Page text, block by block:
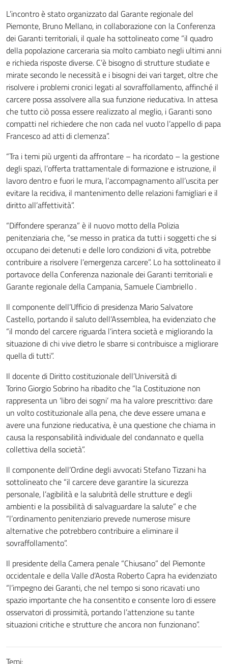
L’incontro è stato organizzato dal Garante regionale del
Piemonte, Bruno Mellano, in collaborazione con la Conferenza
dei Garanti territoriali, il quale ha sottolineato come “il quadro
della popolazione carceraria sia molto cambiato negli ultimi anni
e richieda risposte diverse. C’è bisogno di strutture studiate e
mirate secondo le necessità e i bisogni dei vari target, oltre che
risolvere i problemi cronici legati al sovraffollamento, affinché il
carcere possa assolvere alla sua funzione rieducativa. In attesa
che tutto ciò possa essere realizzato al meglio, i Garanti sono
compatti nel richiedere che non cada nel vuoto l’appello di papa
Francesco ad atti di clemenza”.
“Tra i temi più urgenti da affrontare – ha ricordato – la gestione
degli spazi, l’offerta trattamentale di formazione e istruzione, il
lavoro dentro e fuori le mura, l’accompagnamento all’uscita per
evitare la recidiva, il mantenimento delle relazioni famigliari e il
diritto all’affettività”.
“Diffondere speranza” è il nuovo motto della Polizia
penitenziaria che, “se messo in pratica da tutti i soggetti che si
occupano dei detenuti e delle loro condizioni di vita, potrebbe
contribuire a risolvere l’emergenza carcere”. Lo ha sottolineato il
portavoce della Conferenza nazionale dei Garanti territoriali e
Garante regionale della Campania, Samuele Ciambriello .
Il componente dell’Ufficio di presidenza Mario Salvatore
Castello, portando il saluto dell’Assemblea, ha evidenziato che
“il mondo del carcere riguarda l’intera società e migliorando la
situazione di chi vive dietro le sbarre si contribuisce a migliorare
quella di tutti”.
Il docente di Diritto costituzionale dell’Università di
Torino Giorgio Sobrino ha ribadito che “la Costituzione non
rappresenta un ‘libro dei sogni’ ma ha valore prescrittivo: dare
un volto costituzionale alla pena, che deve essere umana e
avere una funzione rieducativa, è una questione che chiama in
causa la responsabilità individuale del condannato e quella
collettiva della società”.
Il componente dell’Ordine degli avvocati Stefano Tizzani ha
sottolineato che “il carcere deve garantire la sicurezza
personale, l’agibilità e la salubrità delle strutture e degli
ambienti e la possibilità di salvaguardare la salute” e che
“l’ordinamento penitenziario prevede numerose misure
alternative che potrebbero contribuire a eliminare il
sovraffollamento”.
Il presidente della Camera penale “Chiusano” del Piemonte
occidentale e della Valle d’Aosta Roberto Capra ha evidenziato
“l’impegno dei Garanti, che nel tempo si sono ricavati uno
spazio importante che ha consentito e consente loro di essere
osservatori di prossimità, portando l’attenzione su tante
situazioni critiche e strutture che ancora non funzionano”.
Temi: